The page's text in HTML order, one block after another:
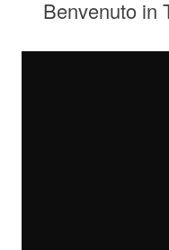
Benvenuto in